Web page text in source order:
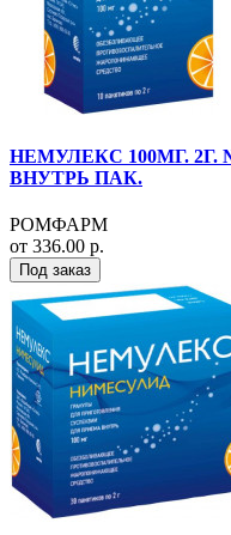
НЕМУЛЕКС 100МГ.
ВНУТРЬ ПАК.
РОМФАРМ
от 336.00 р.
Под заказ